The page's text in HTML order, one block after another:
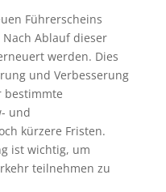
Führerscheins
Nach Ablauf dieser
werden. Dies
und Verbesserung
bestimmte
und
kürzere Fristen.
ist wichtig, um
teilnehmen zu